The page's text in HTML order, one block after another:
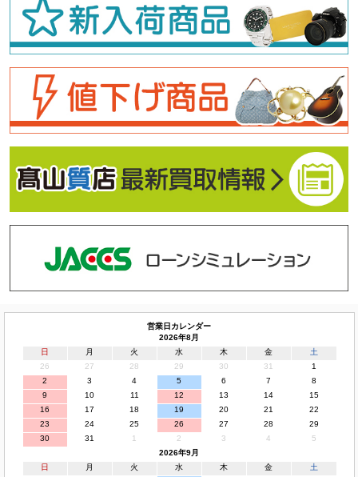
営業日カレンダー
2026年8月
日
月 火 水 木 金
土
26
27 28 29 30 31
1
2
3 4 5 6 7
8
9
10 11 12 13 14
15
16
17 18 19 20 21
22
23
24 25 26 27 28
29
30
31 1 2 3 4
5
2026年9月
日
月 火 水 木 金
土